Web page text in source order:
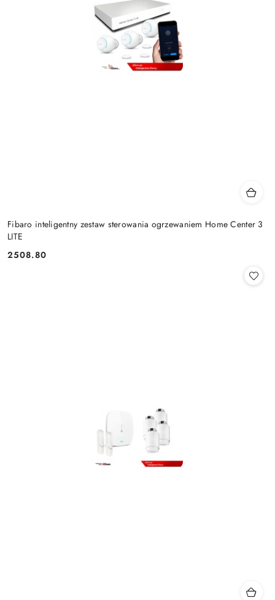
Fibaro inteligentny zestaw sterowania ogrzewaniem Home Center 3
LITE
Cena:
2508.80